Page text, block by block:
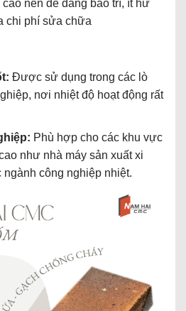
nên dễ dàng bảo trì, ít hư
chi phí sửa chữa
Được sử dụng trong các lò
nơi nhiệt độ hoạt động rất
Phù hợp cho các khu vực
như nhà máy sản xuất xi
ngành công nghiệp nhiệt.